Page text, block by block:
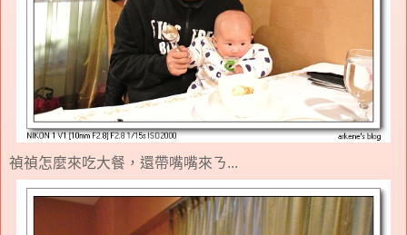
禎禎怎麼來吃大餐，還帶嘴嘴來ㄋ...